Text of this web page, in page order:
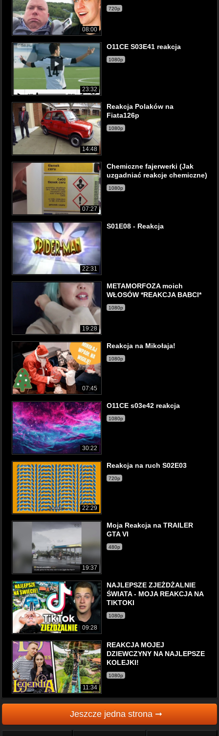
08:00
720p
23:32
O11CE S03E41 reakcja
1080p
14:48
Reakcja Polaków na
Fiata126p
1080p
07:27
Chemiczne fajerwerki (Jak
uzgadniać reakcje chemiczne)
1080p
22:31
S01E08 - Reakcja
19:28
METAMORFOZA moich
WŁOSÓW *REAKCJA BABCI*
1080p
07:45
Reakcja na Mikołaja!
1080p
30:22
O11CE s03e42 reakcja
1080p
22:29
Reakcja na ruch S02E03
720p
19:37
Moja Reakcja na TRAILER
GTA VI
480p
09:28
NAJLEPSZE ZJEŻDŻALNIE
ŚWIATA - MOJA REAKCJA NA
TIKTOKI
1080p
11:34
REAKCJA MOJEJ
DZIEWCZYNY NA NAJLEPSZE
KOLEJKI!
1080p
Jeszcze jedna strona ➞